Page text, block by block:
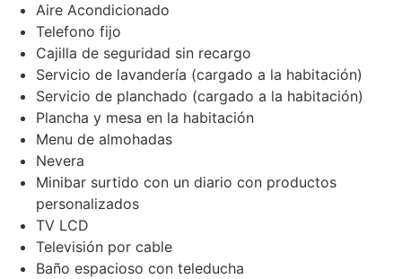
Aire Acondicionado
Telefono fijo
Cajilla de seguridad sin recargo
Servicio de lavandería (cargado a la habitación)
Servicio de planchado (cargado a la habitación)
Plancha y mesa en la habitación
Menu de almohadas
Nevera
Minibar surtido con un diario con productos
personalizados
TV LCD
Televisión por cable
Baño espacioso con teleducha